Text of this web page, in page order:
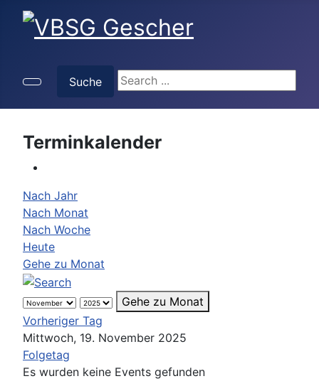
Suche
Suche
Terminkalender
Nach Jahr
Nach Monat
Nach Woche
Heute
Gehe zu Monat
Gehe zu Monat
Vorheriger Tag
Mittwoch, 19. November 2025
Folgetag
Es wurden keine Events gefunden